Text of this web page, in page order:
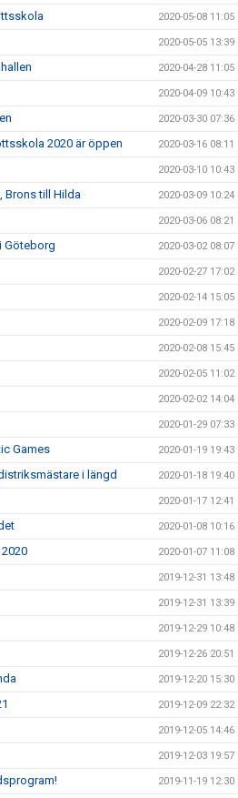
2020-05-08 11:05
2020-05-05 13:39
2020-04-28 11:05
2020-04-09 10:43
2020-03-30 07:36
2020 är öppen 2020-03-16 08:11
2020-03-10 10:43
Brons till Hilda 2020-03-09 10:24
2020-03-06 08:21
Göteborg 2020-03-02 08:07
2020-02-27 17:02
2020-02-14 15:05
2020-02-09 17:18
2020-02-08 15:45
2020-02-05 11:02
2020-02-02 14:04
2020-01-29 07:33
Games 2020-01-19 19:43
i längd 2020-01-18 19:40
2020-01-17 12:41
2020-01-08 10:16
2020-01-07 11:08
2019-12-31 13:48
2019-12-31 13:39
2019-12-29 10:48
2019-12-26 20:51
2019-12-20 15:30
2019-12-09 22:32
2019-12-05 14:46
2019-12-03 19:57
2019-11-19 12:30